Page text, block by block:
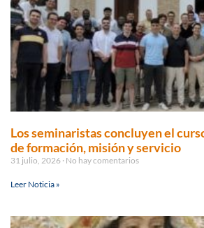
Los seminaristas concluyen el
de formación, misión y servicio
31 julio, 2026 No hay comentarios
Leer Noticia »